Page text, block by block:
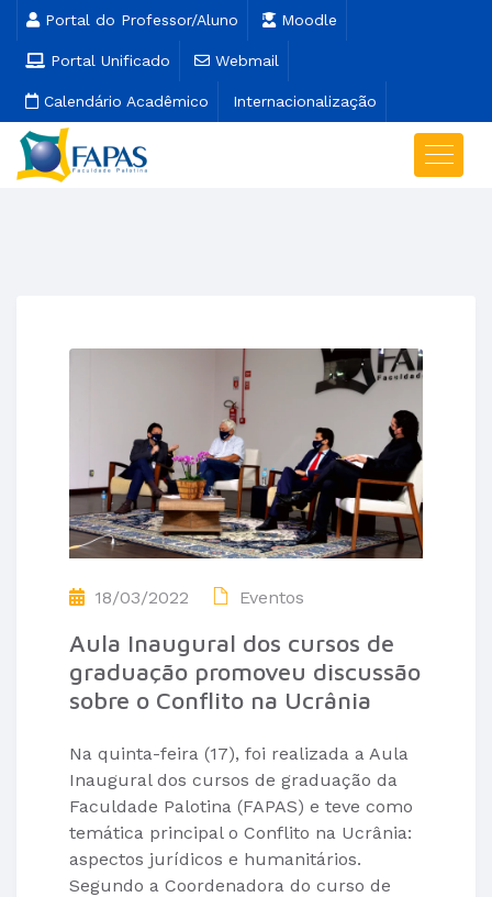
Portal do Professor/Aluno Moodle
Portal Unificado Webmail
Calendário Acadêmico Internacionalização
18/03/2022 Eventos
Aula Inaugural dos cursos de
graduação promoveu discussão
sobre o Conflito na Ucrânia
Na quinta-feira (17), foi realizada a Aula
Inaugural dos cursos de graduação da
Faculdade Palotina (FAPAS) e teve como
temática principal o Conflito na Ucrânia:
aspectos jurídicos e humanitários.
Segundo a Coordenadora do curso de